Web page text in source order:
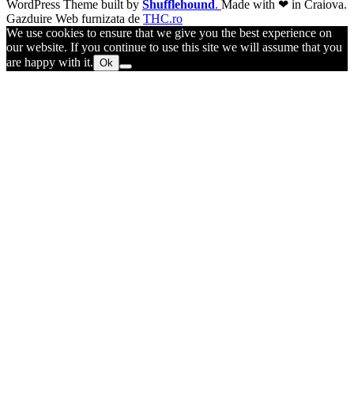
WordPress Theme built by Shufflehound. Made with ❤ in Craiova.
Gazduire Web furnizata de THC.ro
We use cookies to ensure that we give you the best experience on
our website. If you continue to use this site we will assume that you
are happy with it. Ok